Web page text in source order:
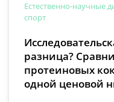
Естественно-научные
спорт
разница?
протеиновых
одной ценовой